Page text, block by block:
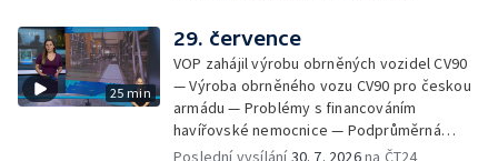
— Podvodník připravil 17 lidí o 4 miliony —
DPO pořídí 70 nových elektrobusů — V
Olomouci přibude 20 elektrobusů —
Mistryně světa Kneblová zpět v Olomouci —
Mobilní kurníky pomáhají s kvalitou půdy —
Výběr ze sociálních sítí ČT — Nové varhany v
25 min
29. července
VOP zahájil výrobu obrněných vozidel CV90
— Výroba obrněného vozu CV90 pro českou
armádu — Problémy s financováním
havířovské nemocnice — Podprůměrná
návštěvnost koupališť v červenci — Do
Poslední vysílání30. 7. 2026na ČT24